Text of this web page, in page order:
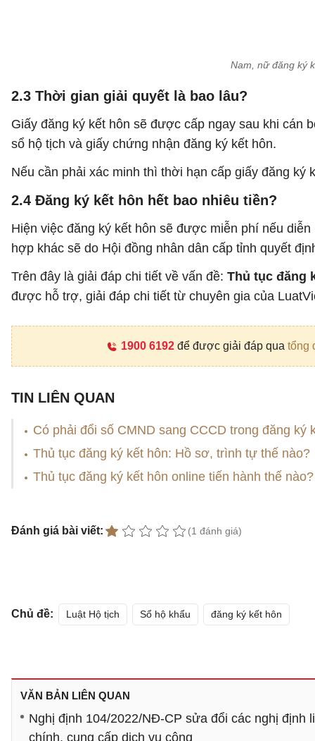
Nam, nữ đăng ký
2.3 Thời gian giải quyết là bao lâu?
Giấy đăng ký kết hôn sẽ được cấp ngay sau khi cán
sổ hộ tịch và giấy chứng nhận đăng ký kết hôn.
Nếu cần phải xác minh thì thời hạn cấp giấy đăng ký
2.4 Đăng ký kết hôn hết bao nhiêu tiền?
Hiện việc đăng ký kết hôn sẽ được miễn phí nếu
hợp khác sẽ do Hội đồng nhân dân cấp tỉnh quyết
Trên đây là giải đáp chi tiết về vấn đề: Thủ tục đăng
được hỗ trợ, giải đáp chi tiết từ chuyên gia của
1900 6192để được giải đáp qua tổng
TIN LIÊN QUAN
Có phải đổi số CMND sang CCCD trong đăng ký
Thủ tục đăng ký kết hôn: Hồ sơ, trình tự thế nào?
Thủ tục đăng ký kết hôn online tiến hành thế nào?
Đánh giá bài viết: (1 đánh giá)
Chủ đề: Luật Hộ tịch Sổ hộ khẩu đăng ký kết hôn
VĂN BẢN LIÊN QUAN
Nghị định 104/2022/NĐ-CP sửa đổi các nghị định
chính, cung cấp dịch vụ công